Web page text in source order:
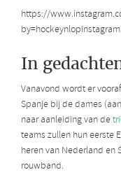
https://
by=hockeynlopinstagram
In
Vanavond wordt er
Spanje bij de dames
naar aanleiding van de
teams zullen hun eerste
heren van Nederland en
rouwband.